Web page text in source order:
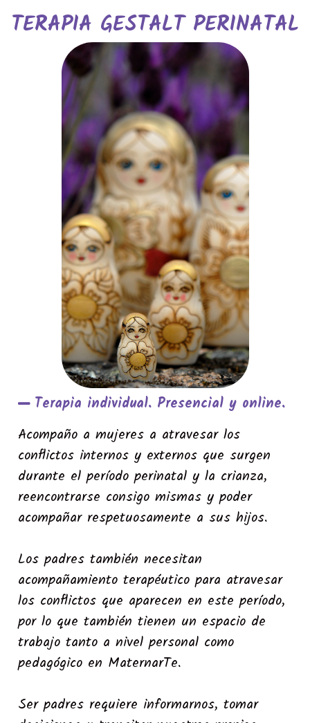
TERAPIA GESTALT PERINATAL
Terapia individual. Presencial y online.
Acompaño a mujeres a atravesar los
conflictos internos y externos que surgen
durante el período perinatal y la crianza,
reencontrarse consigo mismas y poder
acompañar respetuosamente a sus hijos.
Los padres también necesitan
acompañamiento terapéutico para atravesar
los conflictos que aparecen en este período,
por lo que también tienen un espacio de
trabajo tanto a nivel personal como
pedagógico en MaternarTe.
Ser padres requiere informarnos, tomar